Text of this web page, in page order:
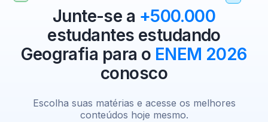
Junte-se a +500.000
estudantes estudando
Geografia para o ENEM 2026
conosco
Escolha suas matérias e acesse os melhores
conteúdos hoje mesmo.